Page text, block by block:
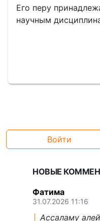
Его перу
научным
Войти
НОВЫЕ
Фатима
31.07.2026 11:16
Ассаламу